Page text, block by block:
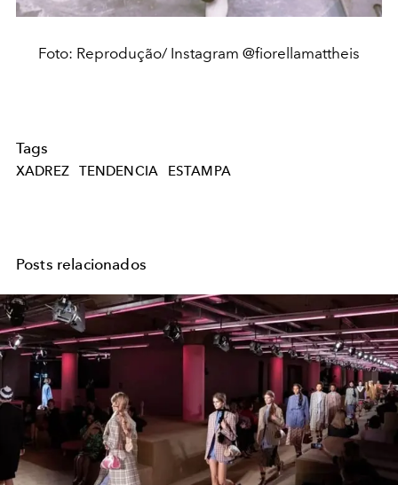
Foto: Reprodução/ Instagram @fiorellamattheis
Tags
XADREZ TENDENCIA ESTAMPA
Posts relacionados